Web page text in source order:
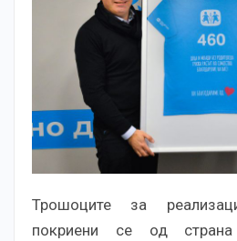
Трошоците за
покриeни се од